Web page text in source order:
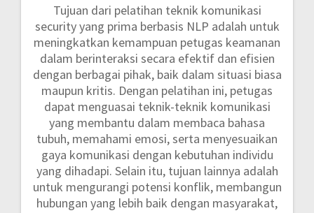
Tujuan dari pelatihan teknik komunikasi
security yang prima berbasis NLP adalah untuk
meningkatkan kemampuan petugas keamanan
dalam berinteraksi secara efektif dan efisien
dengan berbagai pihak, baik dalam situasi biasa
maupun kritis. Dengan pelatihan ini, petugas
dapat menguasai teknik-teknik komunikasi
yang membantu dalam membaca bahasa
tubuh, memahami emosi, serta menyesuaikan
gaya komunikasi dengan kebutuhan individu
yang dihadapi. Selain itu, tujuan lainnya adalah
untuk mengurangi potensi konflik, membangun
hubungan yang lebih baik dengan masyarakat,